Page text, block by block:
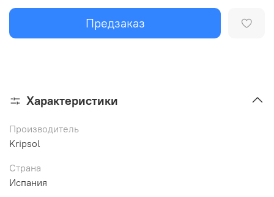
Предзаказ
Характеристики
Производитель
Kripsol
Страна
Испания